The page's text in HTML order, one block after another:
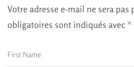
Votre adresse e-mail ne sera pas
obligatoires sont indiqués avec *